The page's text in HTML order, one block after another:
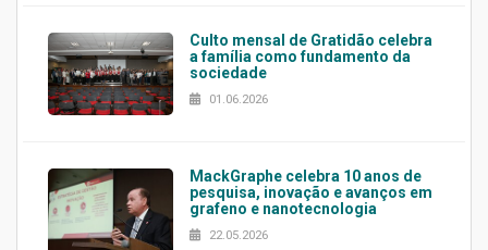
Culto mensal de Gratidão celebra
a família como fundamento da
sociedade
01.06.2026
MackGraphe celebra 10 anos de
pesquisa, inovação e avanços em
grafeno e nanotecnologia
22.05.2026